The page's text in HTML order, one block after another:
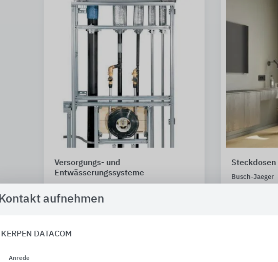
Versorgungs- und
Entwässerungssysteme
Steckdosen
Busch-Jaeger
Kontakt aufnehmen
KERPEN DATACOM
Anrede